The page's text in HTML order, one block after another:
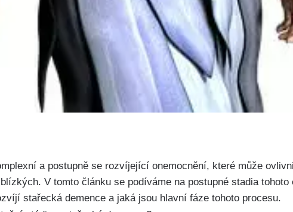
a postupně se rozvíjející onemocnění, které může
V tomto článku se podíváme na postupné stadia tohoto
stařecká demence a jaká jsou hlavní fáze tohoto procesu.